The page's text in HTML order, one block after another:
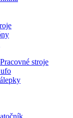
Pracovné stroje